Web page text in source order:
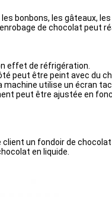
bonbons, les gâteaux,
de chocolat peut
effet de réfrigération.
peut être peint avec du
utilise un écran
peut être ajustée en
un fondoir de
en liquide.